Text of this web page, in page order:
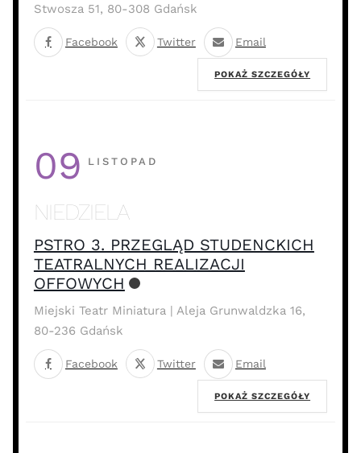
Stwosza 51, 80-308 Gdańsk
Facebook Twitter Email
POKAŻ SZCZEGÓŁY
09 LISTOPAD
NIEDZIELA
PSTRO 3. PRZEGLĄD STUDENCKICH
TEATRALNYCH REALIZACJI
OFFOWYCH
Miejski Teatr Miniatura | Aleja Grunwaldzka 16,
80-236 Gdańsk
Facebook Twitter Email
POKAŻ SZCZEGÓŁY